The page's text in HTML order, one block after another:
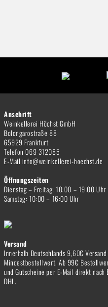
Anschrift
Weinkellerei Höchst GmbH
Bolongarostraße 88
65929 Frankfurt
Telefon 069 312085
E-Mail info@weinkellerei-hoechst.de
Öffnungszeiten
Dienstag – Freitag: 10:00 – 19:00 Uhr
Samstag: 10:00 – 16:00 Uhr
Versand
Innerhalb Deutschlands 9,60€
Mindestbestellwert. Ab 99€
und Gutscheine per E-Mail direkt
DHL.